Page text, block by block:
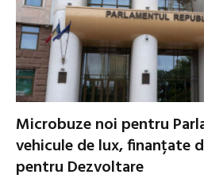
Microbuze noi pentru
vehicule de lux, finanțate
pentru Dezvoltare